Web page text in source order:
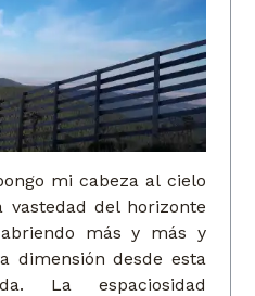
mi cabeza al cielo
vastedad del horizonte
más y más y
dimensión desde esta
La espaciosidad